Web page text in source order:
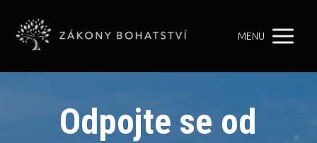
MENU
Odpojte se od